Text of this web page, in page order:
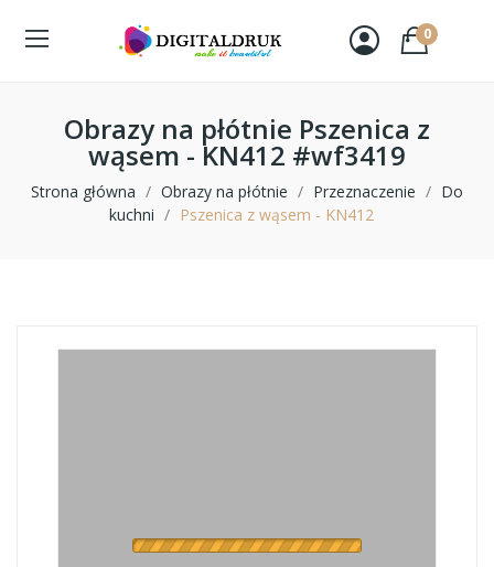
0
Obrazy na płótnie Pszenica z
wąsem - KN412 #wf3419
Strona główna Obrazy na płótnie Przeznaczenie
Do
kuchni
Pszenica z wąsem - KN412